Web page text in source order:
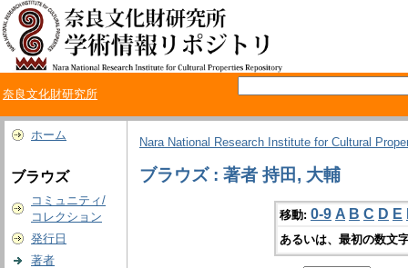
奈良文化財研究所
ホーム
ブラウズ
コミュニティ/
コレクション
発行日
著者
Nara National Research Institute for Cultural
ブラウズ : 著者 持田, 大輔
移動: 0-9 A B C D E
あるいは、最初の数文